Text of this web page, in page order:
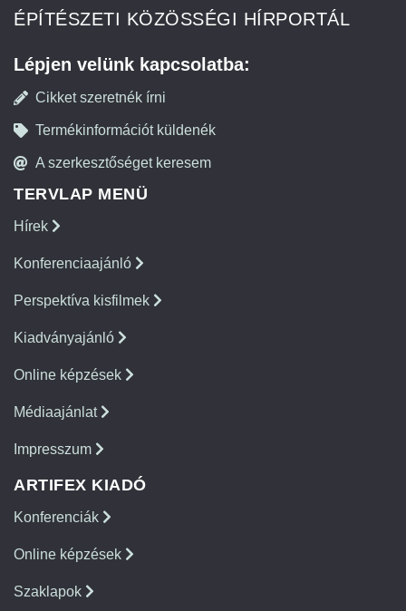
ÉPÍTÉSZETI KÖZÖSSÉGI HÍRPORTÁL
Lépjen velünk kapcsolatba:
Cikket szeretnék írni
Termékinformációt küldenék
A szerkesztőséget keresem
TERVLAP MENÜ
Hírek
Konferenciaajánló
Perspektíva kisfilmek
Kiadványajánló
Online képzések
Médiaajánlat
Impresszum
ARTIFEX KIADÓ
Konferenciák
Online képzések
Szaklapok